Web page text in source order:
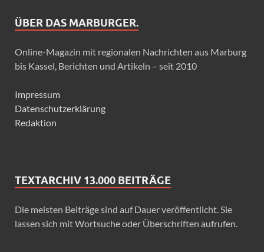
ÜBER DAS MARBURGER.
Online-Magazin mit regionalen Nachrichten aus Marburg
bis Kassel, Berichten und Artikeln – seit 2010
Impressum
Datenschutzerklärung
Redaktion
TEXTARCHIV 13.000 BEITRÄGE
Die meisten Beiträge sind auf Dauer veröffentlicht. Sie
lassen sich mit Wortsuche oder Überschriften aufrufen.